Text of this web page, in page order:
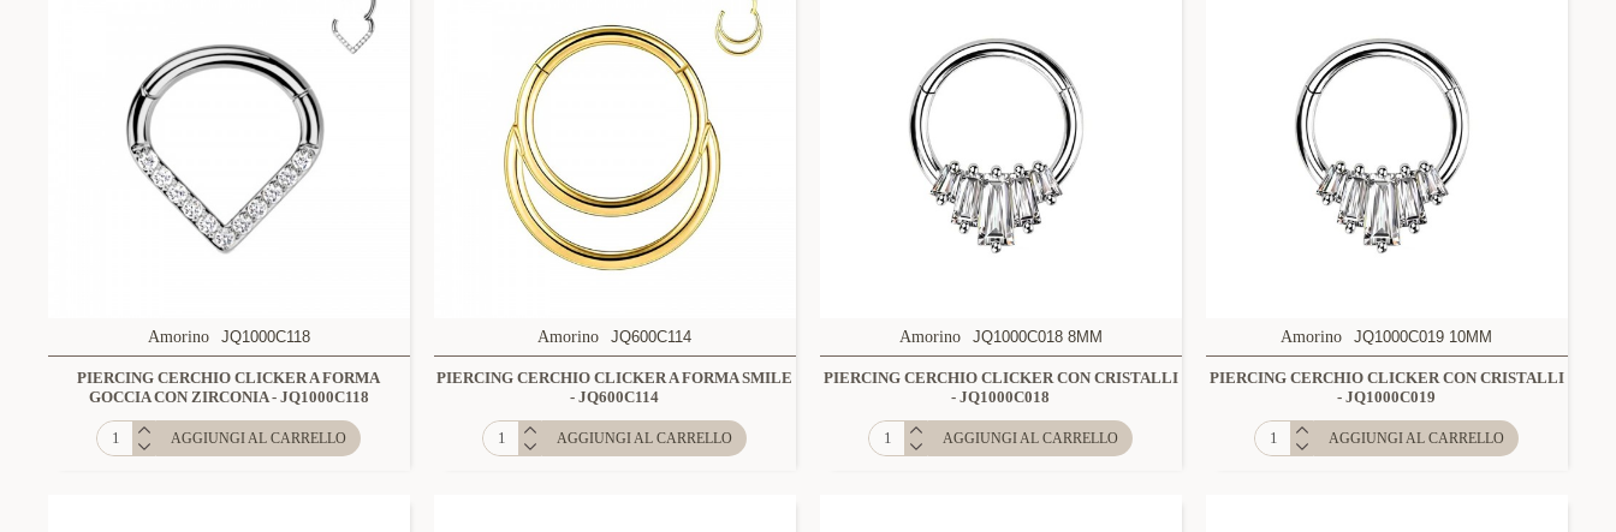
Amorino JQ1000C118
PIERCING CERCHIO CLICKER A FORMA
GOCCIA CON ZIRCONIA - JQ1000C118
AGGIUNGI AL CARRELLO
Amorino JQ600C114
PIERCING CERCHIO CLICKER A FORMA SMILE
- JQ600C114
AGGIUNGI AL CARRELLO
Amorino JQ1000C018 8MM
PIERCING CERCHIO CLICKER CON CRISTALLI
- JQ1000C018
AGGIUNGI AL CARRELLO
Amorino JQ1000C019 10MM
PIERCING CERCHIO CLICKER CON CRISTALLI
- JQ1000C019
AGGIUNGI AL CARRELLO